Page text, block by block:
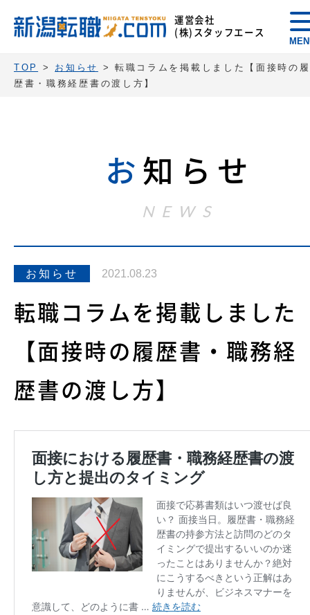
運営会社
(株)スタッフエース
TOP > お知らせ > 転職コラムを掲載しました【面接時の履
歴書・職務経歴書の渡し方】
お 知らせ
NEWS
お知らせ 2021.08.23
転職コラムを掲載しました
【面接時の履歴書・職務経
歴書の渡し方】